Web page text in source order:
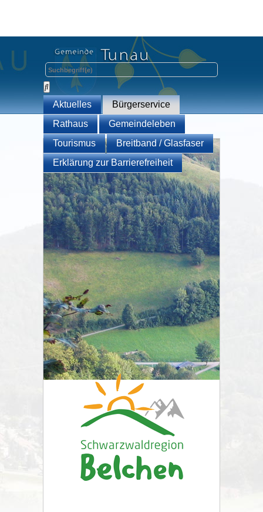
Aktuelles
Bürgerservice
Rathaus
Gemeindeleben
Tourismus
Breitband / Glasfaser
Erklärung zur Barrierefreiheit